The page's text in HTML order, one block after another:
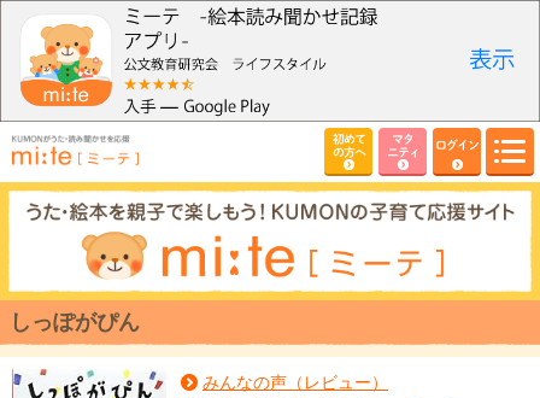
初めて
の方へ
マタ
ニティ
ログイン
しっぽがぴん
みんなの声（レビュー）